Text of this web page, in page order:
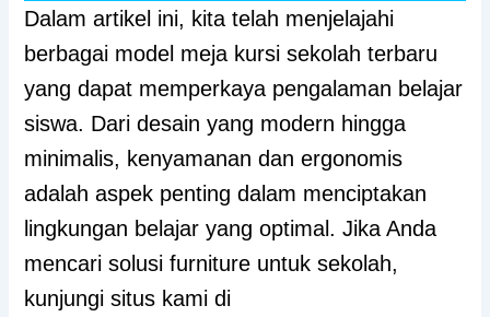
Dalam artikel ini, kita telah menjelajahi
berbagai model meja kursi sekolah terbaru
yang dapat memperkaya pengalaman belajar
siswa. Dari desain yang modern hingga
minimalis, kenyamanan dan ergonomis
adalah aspek penting dalam menciptakan
lingkungan belajar yang optimal. Jika Anda
mencari solusi furniture untuk sekolah,
kunjungi situs kami di